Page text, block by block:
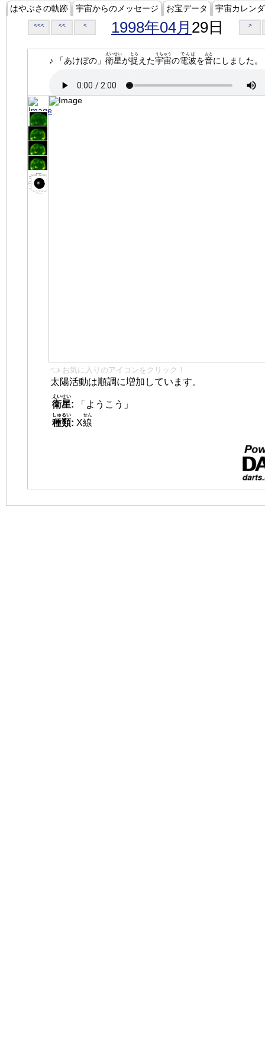
はやぶさの軌跡 宇宙からのメッセージ お宝データ 宇宙カレン
<<< << < 1998年04月 29日 >
♪ 「あけぼの」 衛星
えいせい
が捉
とら
えた宇宙
うちゅう
の電波
でんぱ
を音
おと
にしました。
👈 お気に入りのアイコンをクリック！
太陽活動は順調に増加しています。
衛星
えいせい
:
「ようこう」
種類
しゅるい
: X線
せん